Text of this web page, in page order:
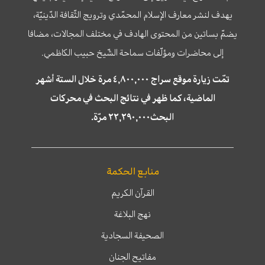
يهدف لنشر معارف الإسلام المحمّدي وترويج الثّقافة الدّينيّة،
يضمّ بساتين من المحتوى الهادف في مختلف المجالات، مضافا
إلى محاضرات ومؤلّفات سماحة الشّيخ حبيب الكاظمي.
تمّت زيارة موقع سراج ٤,٨٠٠,٠٠٠ مرة خلال الستة أشهر
الماضية، كما ظهر في نتائج البحث في محركات
البحث٢٢,٢٩٠,٠٠٠ مرّة.
منابع الحكمة
القرآن الكريم
نهج البلاغة
الصحيفة السجادية
مفاتيح الجنان